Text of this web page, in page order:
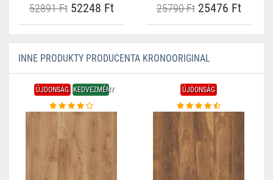
52891 Ft52248 Ft 25790 Ft25476 Ft
INNE PRODUKTY PRODUCENTA KRONOORIGINAL
ÚJDONSÁG KEDVEZMÉNY ÚJDONSÁG